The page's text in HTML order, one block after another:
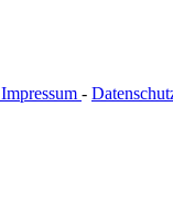
Impressum -